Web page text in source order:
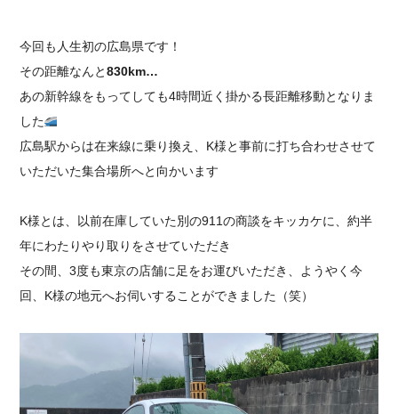
今回も人生初の広島県です！
その距離なんと830km…
あの新幹線をもってしても4時間近く掛かる長距離移動となりま
した
広島駅からは在来線に乗り換え、K様と事前に打ち合わせさせて
いただいた集合場所へと向かいます
K様とは、以前在庫していた別の911の商談をキッカケに、約半
年にわたりやり取りをさせていただき
その間、3度も東京の店舗に足をお運びいただき、ようやく今
回、K様の地元へお伺いすることができました（笑）